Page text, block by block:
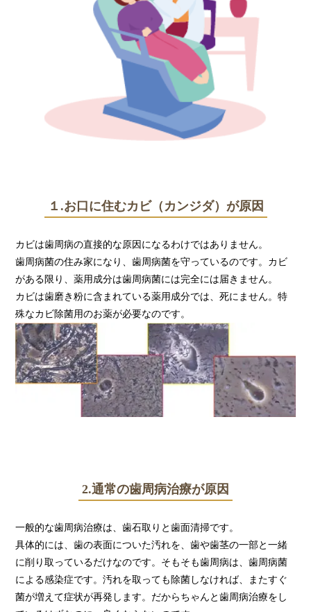
１.お口に住むカビ（カンジダ）が原因
カビは歯周病の直接的な原因になるわけではありません。
歯周病菌の住み家になり、歯周病菌を守っているのです。カビ
がある限り、薬用成分は歯周病菌には完全には届きません。
カビは歯磨き粉に含まれている薬用成分では、死にません。特
殊なカビ除菌用のお薬が必要なのです。
2.通常の歯周病治療が原因
一般的な歯周病治療は、歯石取りと歯面清掃です。
具体的には、歯の表面についた汚れを、歯や歯茎の一部と一緒
に削り取っているだけなのです。そもそも歯周病は、歯周病菌
による感染症です。汚れを取っても除菌しなければ、またすぐ
菌が増えて症状が再発します。だからちゃんと歯周病治療をし